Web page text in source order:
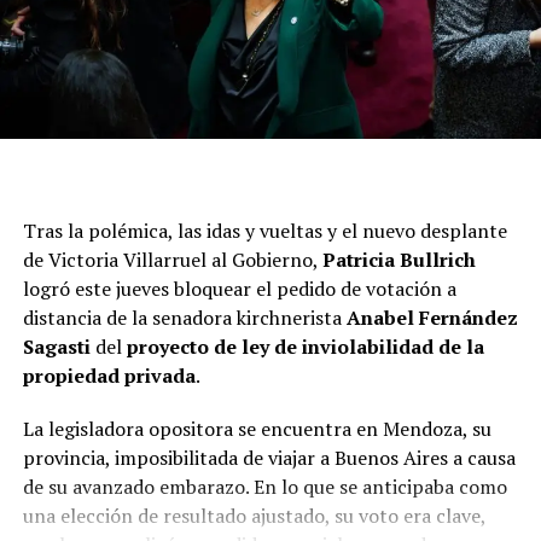
senadores la resolución de este tema.Nada se ha hecho
que contradiga a las instituciones y al Reglamento
del Senado”
, señaló la vicepresidenta a través de
Anabel Fernández Sagasti junto a su pareja al anunciar su
embarazo
Fernández Sagasti había solicitado votar a distancia
debido a que cursa 32 semanas de embarazo y no puede
trasladarse por orden médica. Ante ello, Villarruel le dio
una autorización excepcional a través de un decreto,
que permitía el voto de manera virtual. Sin embargo, la
medida estaba supeditada a lo que decidiera el pleno del
Tras la polémica, las idas y vueltas y el nuevo desplante
de Victoria Villarruel al Gobierno, Patricia Bullrich
logró este jueves bloquear el pedido de votación a
distancia de la senadora kirchneristaAnabel Fernández
Sagasti delproyecto de ley de inviolabilidad de la
propiedad privada.
La legisladora opositora se encuentra en Mendoza, su
provincia, imposibilitada de viajar a Buenos Aires a causa
de su avanzado embarazo. En lo que se anticipaba como
una elección de resultado ajustado, su voto era clave,